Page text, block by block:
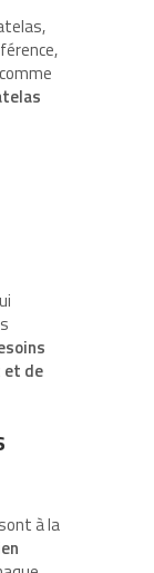
et de
sont à la